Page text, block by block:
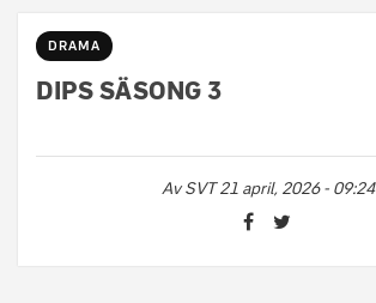
DRAMA
DIPS SÄSONG 3
AvSVT 21 april, 2026 - 09:24